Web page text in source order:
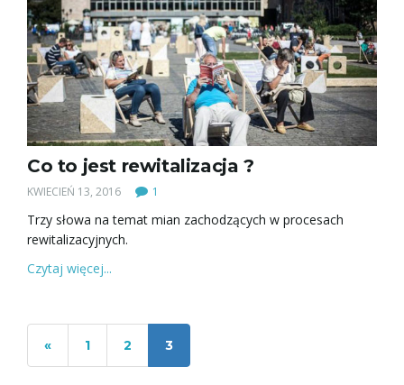
Co to jest rewitalizacja ?
KWIECIEŃ 13, 2016 1
Trzy słowa na temat mian zachodzących w procesach
rewitalizacyjnych.
Czytaj więcej...
« 1 2 3